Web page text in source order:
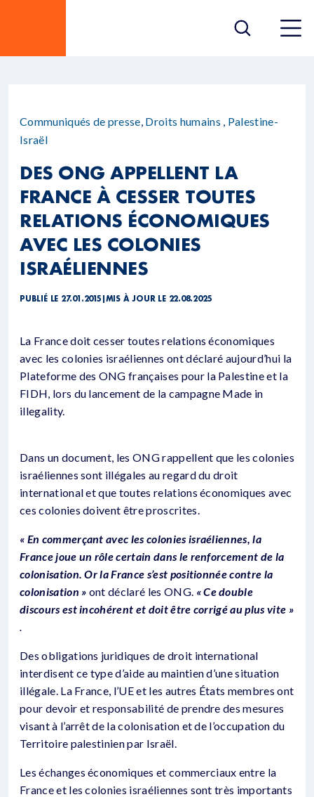
Communiqués de presse, Droits humains , Palestine-
Israël
DES ONG APPELLENT LA
FRANCE À CESSER TOUTES
RELATIONS ÉCONOMIQUES
AVEC LES COLONIES
ISRAÉLIENNES
PUBLIÉ LE 27.01.2015 MIS À JOUR LE 22.08.2025
La France doit cesser toutes relations économiques
avec les colonies israéliennes ont déclaré aujourd’hui la
Plateforme des ONG françaises pour la Palestine et la
FIDH, lors du lancement de la campagne Made in
illegality.
Dans un document, les ONG rappellent que les colonies
israéliennes sont illégales au regard du droit
international et que toutes relations économiques avec
ces colonies doivent être proscrites.
« En commerçant avec les colonies israéliennes, la
France joue un rôle certain dans le renforcement de la
colonisation. Or la France s’est positionnée contre la
colonisation » ont déclaré les ONG. « Ce double
discours est incohérent et doit être corrigé au plus vite »
.
Des obligations juridiques de droit international
interdisent ce type d’aide au maintien d’une situation
illégale. La France, l’UE et les autres États membres ont
pour devoir et responsabilité de prendre des mesures
visant à l’arrêt de la colonisation et de l’occupation du
Territoire palestinien par Israël.
Les échanges économiques et commerciaux entre la
France et les colonies israéliennes sont très importants